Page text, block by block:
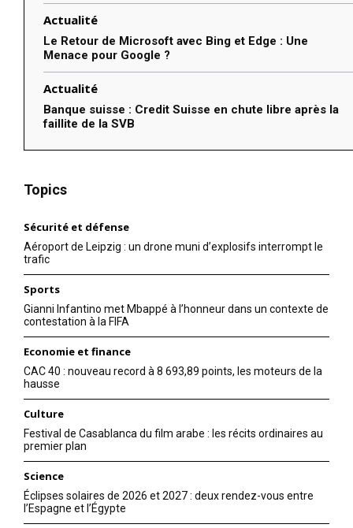
Actualité
Le Retour de Microsoft avec Bing et Edge : Une
Menace pour Google ?
Actualité
Banque suisse : Credit Suisse en chute libre après la
faillite de la SVB
Topics
Sécurité et défense
Aéroport de Leipzig : un drone muni d’explosifs interrompt le
trafic
Sports
Gianni Infantino met Mbappé à l’honneur dans un contexte de
contestation à la FIFA
Economie et finance
CAC 40 : nouveau record à 8 693,89 points, les moteurs de la
hausse
Culture
Festival de Casablanca du film arabe : les récits ordinaires au
premier plan
Science
Éclipses solaires de 2026 et 2027 : deux rendez-vous entre
l’Espagne et l’Égypte